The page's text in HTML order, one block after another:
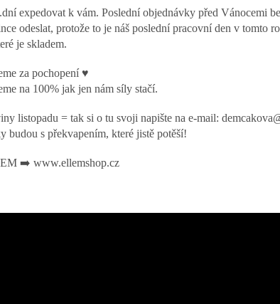
expedovat k vám. Poslední objednávky před Vánocemi
odeslat, protože to je náš poslední pracovní den v tomto
je skladem.
za pochopení ♥️
na 100% jak jen nám síly stačí.
listopadu = tak si o tu svoji napište na e-mail:
budou s překvapením, které jistě potěší!
➡️ www.ellemshop.cz